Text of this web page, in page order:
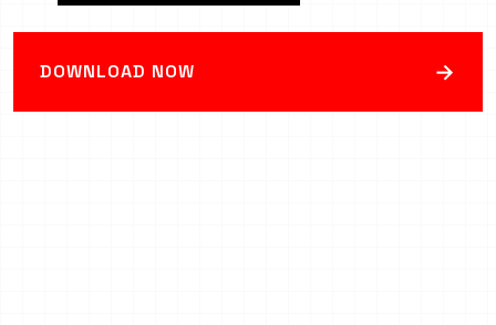
DOWNLOAD NOW →